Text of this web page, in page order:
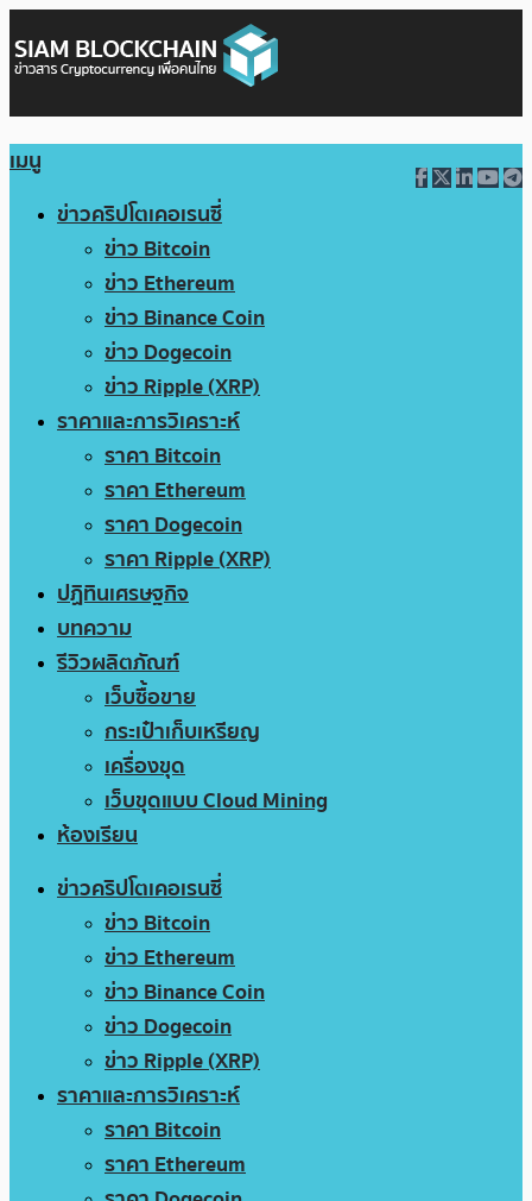
เมนู
ข่าวคริปโตเคอเรนซี่
ข่าว Bitcoin
ข่าว Ethereum
ข่าว Binance Coin
ข่าว Dogecoin
ข่าว Ripple (XRP)
ราคาและการวิเคราะห์
ราคา Bitcoin
ราคา Ethereum
ราคา Dogecoin
ราคา Ripple (XRP)
ปฏิทินเศรษฐกิจ
บทความ
รีวิวผลิตภัณฑ์
เว็บซื้อขาย
กระเป๋าเก็บเหรียญ
เครื่องขุด
เว็บขุดแบบ Cloud Mining
ห้องเรียน
ข่าวคริปโตเคอเรนซี่
ข่าว Bitcoin
ข่าว Ethereum
ข่าว Binance Coin
ข่าว Dogecoin
ข่าว Ripple (XRP)
ราคาและการวิเคราะห์
ราคา Bitcoin
ราคา Ethereum